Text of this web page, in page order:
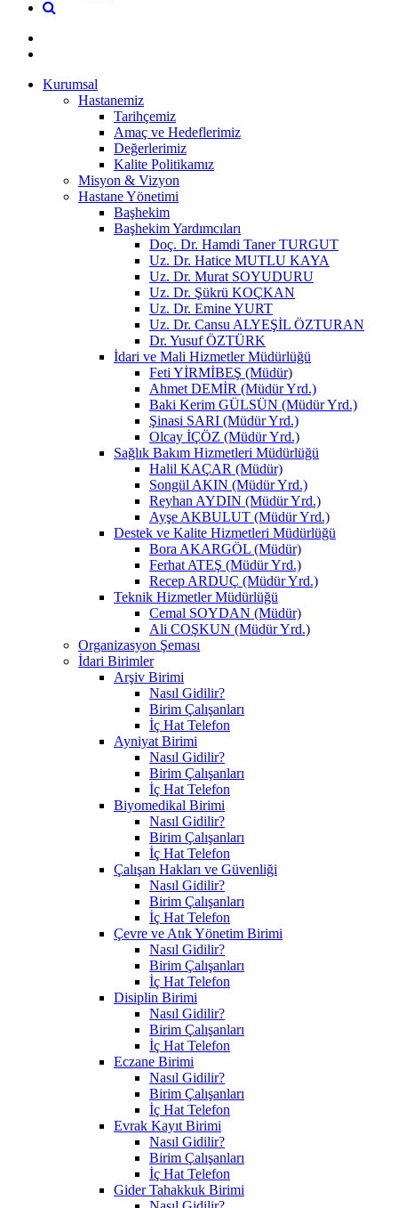
Kurumsal
Hastanemiz
Tarihçemiz
Amaç ve Hedeflerimiz
Değerlerimiz
Kalite Politikamız
Misyon & Vizyon
Hastane Yönetimi
Başhekim
Başhekim Yardımcıları
Doç. Dr. Hamdi Taner TURGUT
Uz. Dr. Hatice MUTLU KAYA
Uz. Dr. Murat SOYUDURU
Uz. Dr. Şükrü KOÇKAN
Uz. Dr. Emine YURT
Uz. Dr. Cansu ALYEŞİL ÖZTURAN
Dr. Yusuf ÖZTÜRK
İdari ve Mali Hizmetler Müdürlüğü
Feti YİRMİBEŞ (Müdür)
Ahmet DEMİR (Müdür Yrd.)
Baki Kerim GÜLSÜN (Müdür Yrd.)
Şinasi SARI (Müdür Yrd.)
Olcay İÇÖZ (Müdür Yrd.)
Sağlık Bakım Hizmetleri Müdürlüğü
Halil KAÇAR (Müdür)
Songül AKIN (Müdür Yrd.)
Reyhan AYDIN (Müdür Yrd.)
Ayşe AKBULUT (Müdür Yrd.)
Destek ve Kalite Hizmetleri Müdürlüğü
Bora AKARGÖL (Müdür)
Ferhat ATEŞ (Müdür Yrd.)
Recep ARDUÇ (Müdür Yrd.)
Teknik Hizmetler Müdürlüğü
Cemal SOYDAN (Müdür)
Ali COŞKUN (Müdür Yrd.)
Organizasyon Şeması
İdari Birimler
Arşiv Birimi
Nasıl Gidilir?
Birim Çalışanları
İç Hat Telefon
Ayniyat Birimi
Nasıl Gidilir?
Birim Çalışanları
İç Hat Telefon
Biyomedikal Birimi
Nasıl Gidilir?
Birim Çalışanları
İç Hat Telefon
Çalışan Hakları ve Güvenliği
Nasıl Gidilir?
Birim Çalışanları
İç Hat Telefon
Çevre ve Atık Yönetim Birimi
Nasıl Gidilir?
Birim Çalışanları
İç Hat Telefon
Disiplin Birimi
Nasıl Gidilir?
Birim Çalışanları
İç Hat Telefon
Eczane Birimi
Nasıl Gidilir?
Birim Çalışanları
İç Hat Telefon
Evrak Kayıt Birimi
Nasıl Gidilir?
Birim Çalışanları
İç Hat Telefon
Gider Tahakkuk Birimi